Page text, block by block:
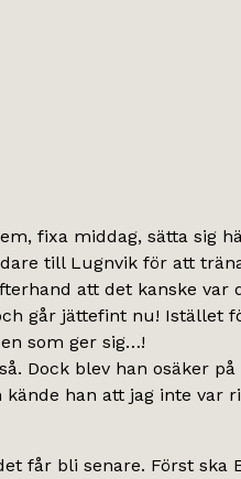
fixa middag, sätta sig
till Lugnvik för att
att det kanske
går jättefint nu! Istället
som ger sig…!
Dock blev han osäker
han att jag inte var
får bli senare. Först ska